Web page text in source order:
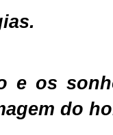
e os
do